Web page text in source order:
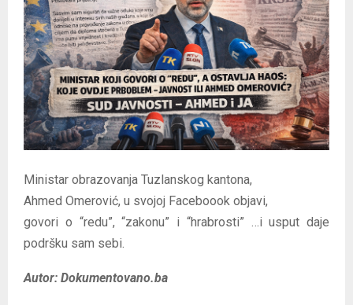
E
N
U
Ministar obrazovanja Tuzlanskog kantona,
Ahmed Omerović, u svojoj Faceboook objavi,
govori o “redu”, “zakonu” i “hrabrosti” …i usput daje
podršku sam sebi.
Autor: Dokumentovano.ba